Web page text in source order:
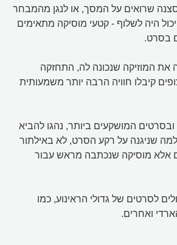
שרואים על המסך, או לנגן מהמבחר
היה לשלוף - קטעי מוסיקה מתאימים
בסרט.
את המוזיקה שנכונה לה, התחזקה
קיבלו חוויה הרבה יותר משמעותית
המושקעים ביותר, נהגו להביא
שניגנה על רקע הסרט, לא באילתור
אלא מוסיקה שנכתבה מראש עבור
לסרטים של גדולי הראינוע, כמו
ואחרים.